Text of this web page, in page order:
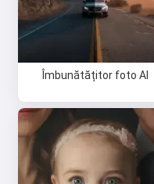
Îmbunătățitor foto AI